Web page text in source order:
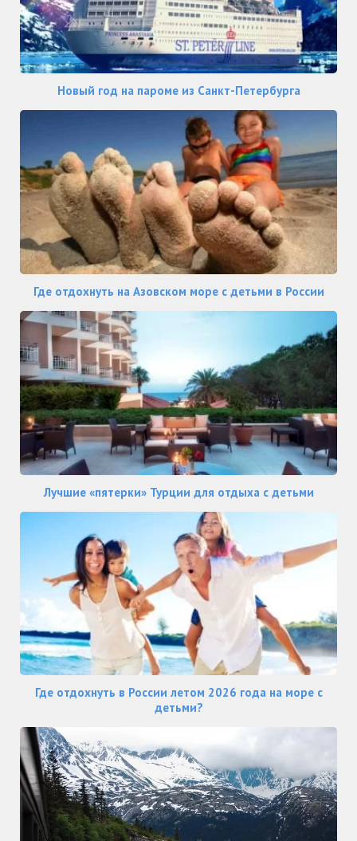
Новый год на пароме из Санкт-Петербурга
Где отдохнуть на Азовском море с детьми в России
Лучшие «пятерки» Турции для отдыха с детьми
Где отдохнуть в России летом 2026 года на море с
детьми?